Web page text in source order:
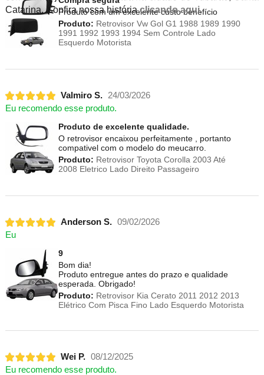
Catarina. Confira nossa históriaclicando aqui.
Produto com um excelente custo benefício
Produto: Retrovisor Vw Gol G1 1988 1989 1990
1991 1992 1993 1994 Sem Controle Lado
Esquerdo Motorista
Valmiro S. 24/03/2026
Eu recomendo esse produto.
Produto de excelente qualidade.
O retrovisor encaixou perfeitamente , portanto
compativel com o modelo do meucarro.
Produto: Retrovisor Toyota Corolla 2003 Até
2008 Eletrico Lado Direito Passageiro
Anderson S. 09/02/2026
Eu
9
Bom dia!
Produto entregue antes do prazo e qualidade
esperada. Obrigado!
Produto: Retrovisor Kia Cerato 2011 2012 2013
Elétrico Com Pisca Fino Lado Esquerdo Motorista
Wei P. 08/12/2025
Eu recomendo esse produto.